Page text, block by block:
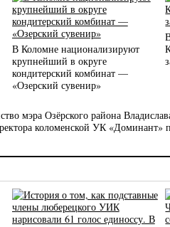
В Коломне национализируют
крупнейший в округе
кондитерский комбинат —
«Озерский сувенир»
мэра Озёрского района
коломенской УК «Доминант»